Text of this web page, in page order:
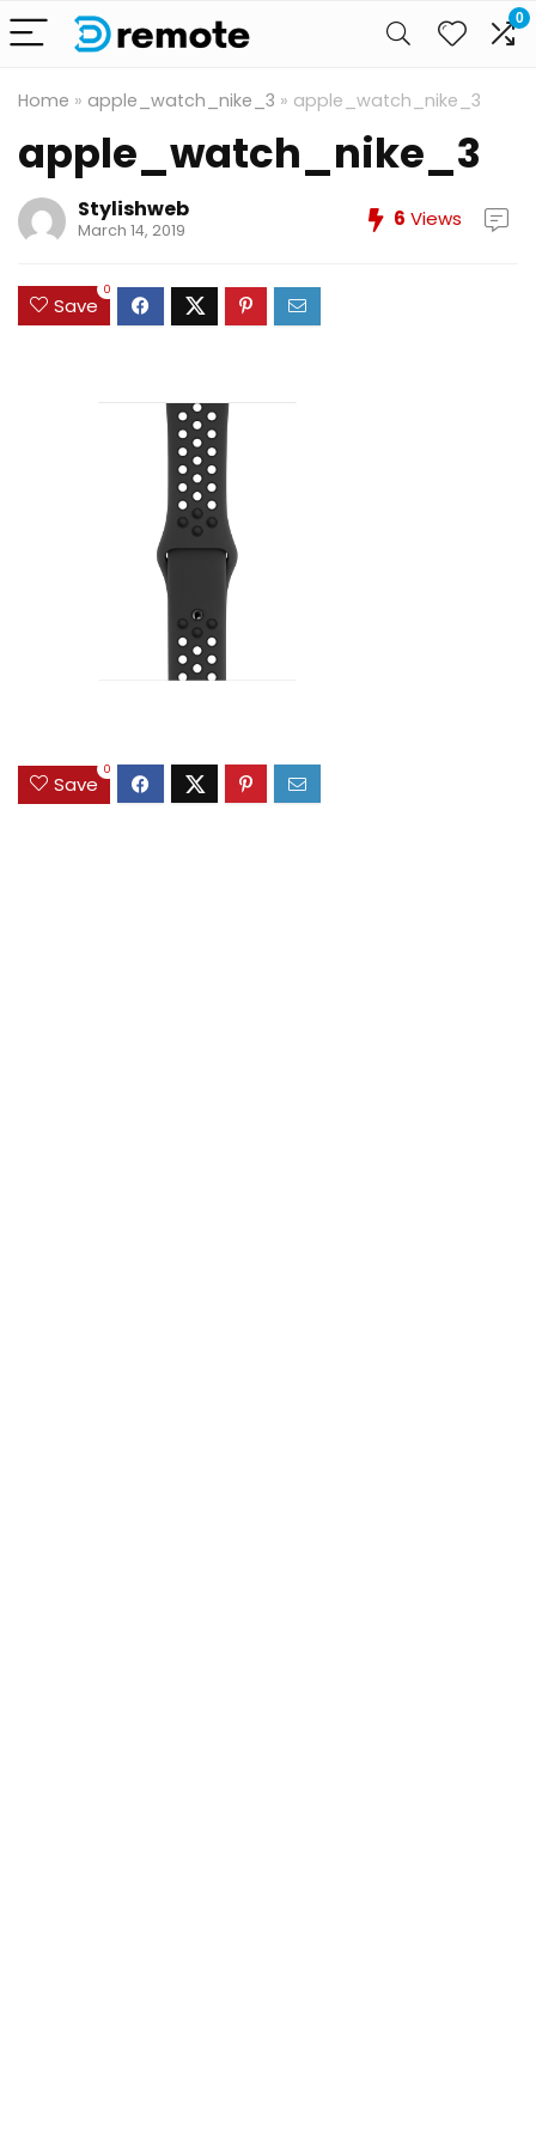
0
Home » apple_watch_nike_3 » apple_watch_nike_3
apple_watch_nike_3
Stylishweb
March 14, 2019 6 Views
Save
0
Save
0